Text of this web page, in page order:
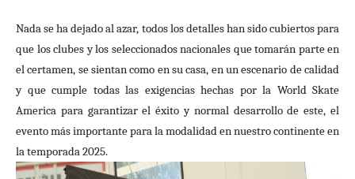
Nada se ha dejado al azar, todos los detalles han sido cubiertos para
que los clubes y los seleccionados nacionales que tomarán parte en
el certamen, se sientan como en su casa, en un escenario de calidad
y que cumple todas las exigencias hechas por la World Skate
America para garantizar el éxito y normal desarrollo de este, el
evento más importante para la modalidad en nuestro continente en
la temporada 2025.